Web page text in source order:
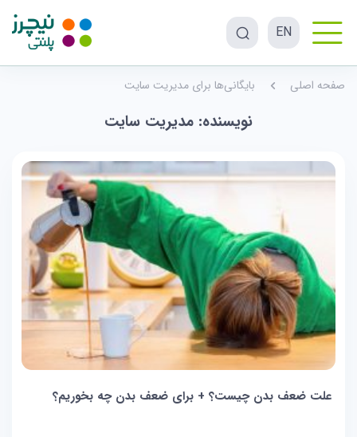
EN
صفحه اصلی بایگانی‌ها برای مدیریت سایت
نویسنده: مدیریت سایت
علت ضعف بدن چیست؟ + برای ضعف بدن چه بخوریم؟